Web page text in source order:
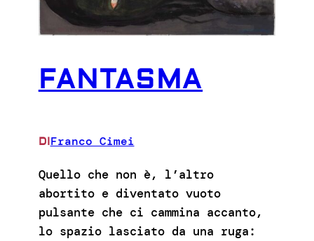
FANTASMA
DIFranco Cimei
Quello che non è, l’altro
abortito e diventato vuoto
pulsante che ci cammina accanto,
lo spazio lasciato da una ruga: